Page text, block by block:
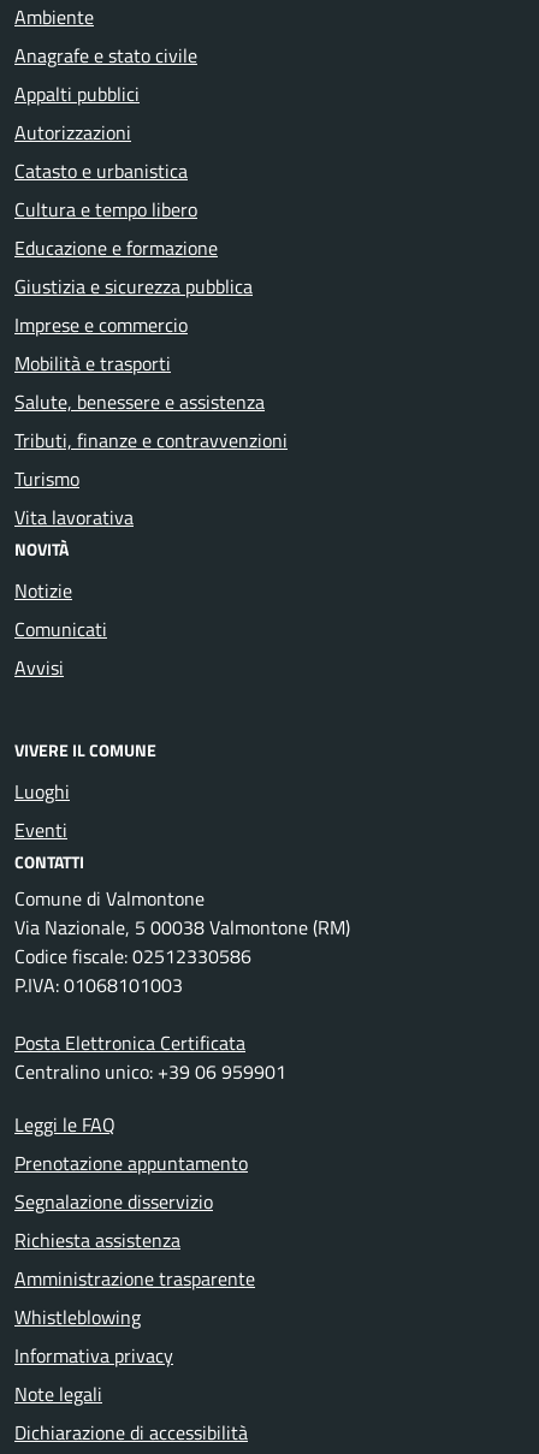
Ambiente
Anagrafe e stato civile
Appalti pubblici
Autorizzazioni
Catasto e urbanistica
Cultura e tempo libero
Educazione e formazione
Giustizia e sicurezza pubblica
Imprese e commercio
Mobilità e trasporti
Salute, benessere e assistenza
Tributi, finanze e contravvenzioni
Turismo
Vita lavorativa
NOVITÀ
Notizie
Comunicati
Avvisi
VIVERE IL COMUNE
Luoghi
Eventi
CONTATTI
Comune di Valmontone
Via Nazionale, 5 00038 Valmontone (RM)
Codice fiscale: 02512330586
P.IVA: 01068101003
Posta Elettronica Certificata
Centralino unico: +39 06 959901
Leggi le FAQ
Prenotazione appuntamento
Segnalazione disservizio
Richiesta assistenza
Amministrazione trasparente
Whistleblowing
Informativa privacy
Note legali
Dichiarazione di accessibilità